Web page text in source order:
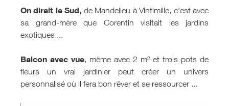
On dirait le Sud, de Mandelieu à Vintimille, c’est avec
sa grand-mère que Corentin visitait les jardins
exotiques ...
Balcon avec vue, même avec 2 m² et trois pots de
fleurs un vrai jardinier peut créer un univers
personnalisé où il fera bon rêver et se ressourcer ...